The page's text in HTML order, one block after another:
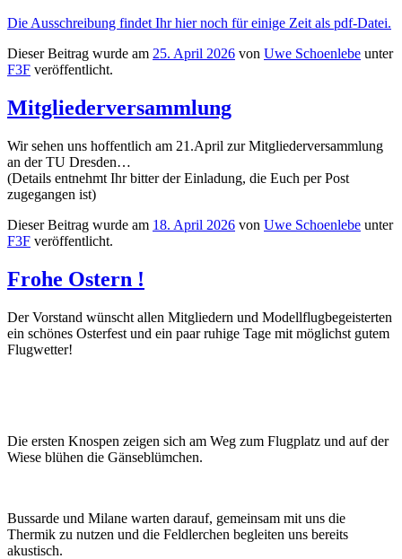
Die Ausschreibung findet Ihr hier noch für einige Zeit als pdf-Datei.
Dieser Beitrag wurde am 25. April 2026 von Uwe Schoenlebe unter
F3F veröffentlicht.
Mitgliederversammlung
Wir sehen uns hoffentlich am 21.April zur Mitgliederversammlung
an der TU Dresden…
(Details entnehmt Ihr bitter der Einladung, die Euch per Post
zugegangen ist)
Dieser Beitrag wurde am 18. April 2026 von Uwe Schoenlebe unter
F3F veröffentlicht.
Frohe Ostern !
Der Vorstand wünscht allen Mitgliedern und Modellflugbegeisterten
ein schönes Osterfest und ein paar ruhige Tage mit möglichst gutem
Flugwetter!
Die ersten Knospen zeigen sich am Weg zum Flugplatz und auf der
Wiese blühen die Gänseblümchen.
Bussarde und Milane warten darauf, gemeinsam mit uns die
Thermik zu nutzen und die Feldlerchen begleiten uns bereits
akustisch.